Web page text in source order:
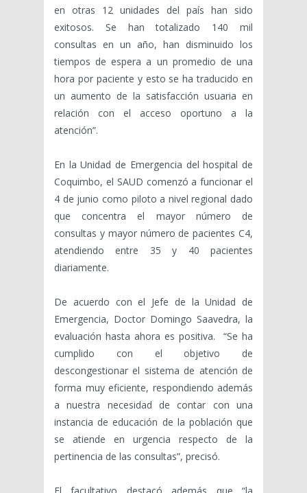
en otras 12 unidades del país han sido
exitosos. Se han totalizado 140 mil
consultas en un año, han disminuido los
tiempos de espera a un promedio de una
hora por paciente y esto se ha traducido en
un aumento de la satisfacción usuaria en
relación con el acceso oportuno a la
atención”.
En la Unidad de Emergencia del hospital de
Coquimbo, el SAUD comenzó a funcionar el
4 de junio como piloto a nivel regional dado
que concentra el mayor número de
consultas y mayor número de pacientes C4,
atendiendo entre 35 y 40 pacientes
diariamente.
De acuerdo con el Jefe de la Unidad de
Emergencia, Doctor Domingo Saavedra, la
evaluación hasta ahora es positiva. “Se ha
cumplido con el objetivo de
descongestionar el sistema de atención de
forma muy eficiente, respondiendo además
a nuestra necesidad de contar con una
instancia de educación de la población que
se atiende en urgencia respecto de la
pertinencia de las consultas”, precisó.